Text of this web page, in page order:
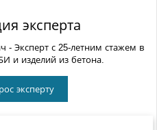
эксперта
- Эксперт с 25-летним стажем в
и изделий из бетона.
эксперту